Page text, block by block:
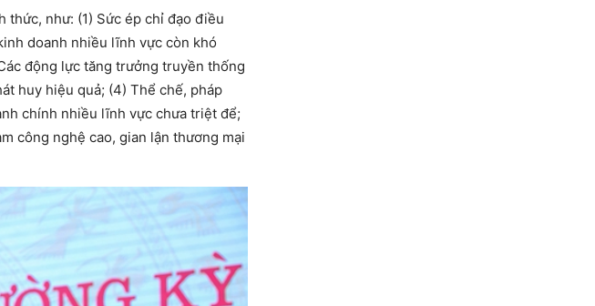
thức, như: (1) Sức ép chỉ đạo điều
doanh nhiều lĩnh vực còn khó
động lực tăng trưởng truyền thống
huy hiệu quả; (4) Thể chế, pháp
chính nhiều lĩnh vực chưa triệt để;
công nghệ cao, gian lận thương mại